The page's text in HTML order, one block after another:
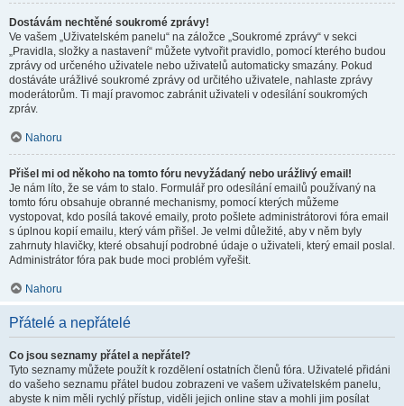
Dostávám nechtěné soukromé zprávy!
Ve vašem „Uživatelském panelu“ na záložce „Soukromé zprávy“ v sekci
„Pravidla, složky a nastavení“ můžete vytvořit pravidlo, pomocí kterého budou
zprávy od určeného uživatele nebo uživatelů automaticky smazány. Pokud
dostáváte urážlivé soukromé zprávy od určitého uživatele, nahlaste zprávy
moderátorům. Ti mají pravomoc zabránit uživateli v odesílání soukromých
zpráv.
Nahoru
Přišel mi od někoho na tomto fóru nevyžádaný nebo urážlivý email!
Je nám líto, že se vám to stalo. Formulář pro odesílání emailů používaný na
tomto fóru obsahuje obranné mechanismy, pomocí kterých můžeme
vystopovat, kdo posílá takové emaily, proto pošlete administrátorovi fóra email
s úplnou kopií emailu, který vám přišel. Je velmi důležité, aby v něm byly
zahrnuty hlavičky, které obsahují podrobné údaje o uživateli, který email poslal.
Administrátor fóra pak bude moci problém vyřešit.
Nahoru
Přátelé a nepřátelé
Co jsou seznamy přátel a nepřátel?
Tyto seznamy můžete použít k rozdělení ostatních členů fóra. Uživatelé přidáni
do vašeho seznamu přátel budou zobrazeni ve vašem uživatelském panelu,
abyste k nim měli rychlý přístup, viděli jejich online stav a mohli jim posílat